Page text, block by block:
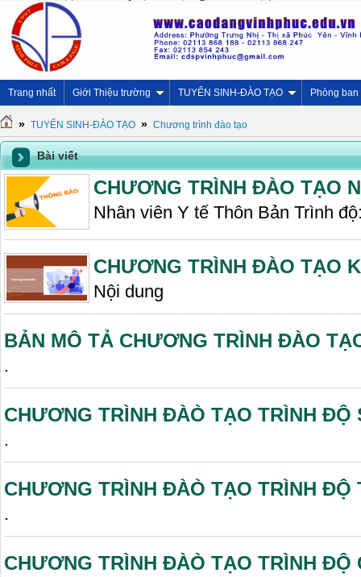
Trang nhất Giới Thiệu trường TUYỂN SINH-ĐÀO TẠO Phòng ban
» TUYỂN SINH-ĐÀO TẠO » Chương trình đào tạo
Bài viết
CHƯƠNG TRÌNH ĐÀO TẠO
Nhân viên Y tế Thôn Bản Trình
CHƯƠNG TRÌNH ĐÀO TẠO
Nội dung
BẢN MÔ TẢ CHƯƠNG TRÌNH ĐÀO
.
CHƯƠNG TRÌNH ĐÀÒ TẠO TRÌNH ĐỘ
.
CHƯƠNG TRÌNH ĐÀÒ TẠO TRÌNH ĐỘ
.
CHƯƠNG TRÌNH ĐÀÒ TẠO TRÌNH ĐỘ